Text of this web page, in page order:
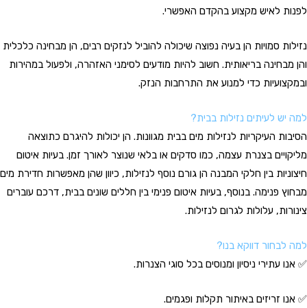
לפנות לאיש מקצוע בהקדם האפשרי.
נזילות סמויות הן בעיה נפוצה שיכולה להוביל לנזקים רבים, הן מבחינה כלכלית
והן מבחינה בריאותית. חשוב להיות מודעים לסימני האזהרה, ולפעול במהירות
ובמקצועיות כדי למנוע את התרחבות הנזק.
למה יש לעיתים נזילות בבית?
הסיבות העיקריות לנזילות מים בבית מגוונות. הן יכולות להיגרם כתוצאה
מליקויים בצנרת עצמה, כמו סדקים או בלאי שנוצר לאורך זמן. בעיות איטום
חיצוניות בין חלקי המבנה הן גורם נוסף לנזילות, כיוון שהן מאפשרות חדירת מים
מבחוץ פנימה. בנוסף, בעיות איטום פנימי בין חללים שונים בבית, דרכם עוברים
צינורות, עלולות לגרום לנזילות.
למה לבחור דווקא בנו?
✅ אנו עתירי ניסיון ומנוסים בכל סוגי הצנרות.
✅ אנו זריזים באיתור תקלות ופגמים.